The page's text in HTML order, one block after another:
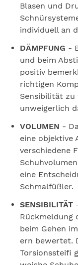
Blasen und
individuell an
DÄMPFUNG -
und beim
positiv
richtigen
Sensibilität
unweigerlich
VOLUMEN -
eine objektive
verschiedene
eine
Schmalfüßler.
SENSIBILITÄT
Rückmeldung
beim Gehen
ern bewertet.
Torsionssteifi